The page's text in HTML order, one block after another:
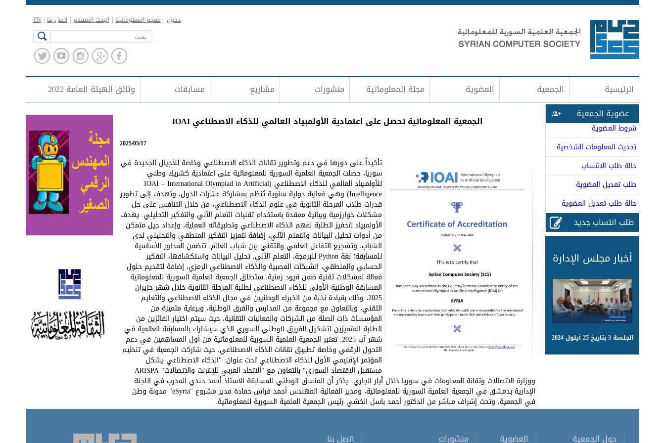
Jump to navigation
دخول | معجم المعلوماتية | البحث المتقدم | اتصل بنا |
EN
الرئيسية الجمعية العضوية مجلة المعلوماتية منشورات مشاريع مسابقات وثائق الهيئة العامة 2022
الجمعية المعلوماتية تحصل على اعتمادية الأولمبياد العالمي للذكاء الاصطناعي IOAI
2025/05/17
تأكيداً على دورها في دعم وتطوير تقانات الذكاء الاصطناعي وخاصة للأجيال الجديدة في
سوريا، حصلت الجمعية العلمية السورية للمعلوماتية على اعتمادية كشريك وطني
للأولمبياد العالمي للذكاء الاصطناعي (IOAI – International Olympiad in Artificial
Intelligence) وهي فعالية دولية سنوية تُنظم بمشاركة عشرات الدول، وتهدف إلى تطوير
قدرات طلاب المرحلة الثانوية في علوم الذكاء الاصطناعي، من خلال التنافس على حل
مشكلات خوارزمية وبيانية معقدة باستخدام تقنيات التعلم الآلي والتفكير التحليلي. يهدف
الأولمبياد لتحفيز الطلبة لفهم الذكاء الاصطناعي وتطبيقاته العملية، وإعداد جيل متمكن
من أدوات تحليل البيانات والتعلم الآلي، إضافة لتعزيز التفكير المنطقي والتحليلي لدى
الشباب، وتشجيع التفاعل العلمي والتقني بين شباب العالم. تتضمن المحاور الأساسية
للمسابقة؛ لغة Python للبرمجة، التعلم الآلي، تحليل البيانات واستكشافها، التفكير
الحسابي والمنطقي، الشبكات العصبية والذكاء الاصطناعي الرمزي، إضافة لتقديم حلول
فعالة لمشكلات تقنية ضمن قيود زمنية. ستطلق الجمعية العلمية السورية للمعلوماتية
المسابقة الوطنية الأولى للذكاء الاصطناعي لطلبة المرحلة الثانوية خلال شهر حزيران
2025، وذلك بقيادة نخبة من الخبراء الوطنيين في مجال الذكاء الاصطناعي والتعليم
التقني، وبالتعاون مع مجموعة من المدارس والفرق الوطنية، وبرعاية متميزة من
المؤسسات ذات الصلة من الشركات والفعاليات التقانية، حيث سيتم اختيار الفائزين من
الطلبة المتميزين لتشكيل الفريق الوطني السوري الذي سيشارك بالمسابقة العالمية في
شهر آب 2025. تعتبر الجمعية العلمية السورية للمعلوماتية من أول المساهمين في دعم
التحول الرقمي وخاصة تطبيق تقانات الذكاء الاصطناعي، حيث شاركت الجمعية في تنظيم
المؤتمر الإقليمي الأول للذكاء الاصطناعي تحت عنوان: "الذكاء الاصطناعي يشكل
مستقبل الاقتصاد السوري" بالتعاون مع "الاتحاد العربي للإنترنت والاتصالات" ARISPA
ووزارة الاتصالات وتقانة المعلومات في سوريا خلال أيار الجاري. يذكر أن المنسق الوطني للمسابقة الأستاذ أحمد حندي المدرب في اللجنة
الإدارية بدمشق في الجمعية العلمية السورية للمعلوماتية، ومدير الفعالية المهندس أحمد فراس حمادة مدير مشروع "eSyria" مدونة وطن
في الجمعية، وتحت إشراف مباشر من الدكتور أحمد باسل الخشي رئيس الجمعية العلمية السورية للمعلوماتية.
عضوية الجمعية
شروط العضوية
تحديث المعلومات الشخصية
حالة طلب الانتساب
طلب تعديل العضوية
حالة طلب تعديل العضوية
طلب انتساب جديد
أخبار مجلس الإدارة
الجلسة 3 بتاريخ 25 أيلول 2024
حول الجمعية العضوية منشورات اتصل بنا